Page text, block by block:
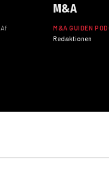
Af
M&A
M&A GUIDEN
Redaktionen